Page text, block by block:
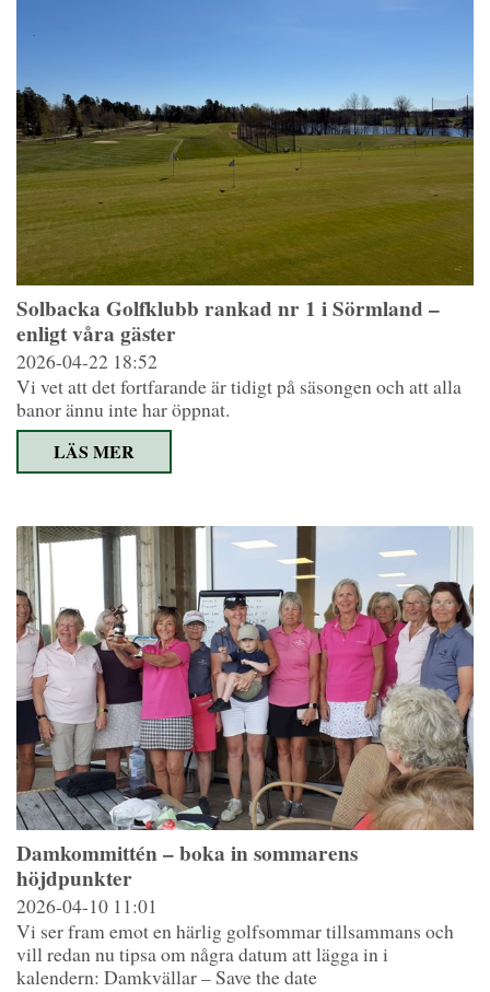
Solbacka Golfklubb rankad nr 1 i Sörmland –
enligt våra gäster
2026-04-22 18:52
Vi vet att det fortfarande är tidigt på säsongen och att alla
banor ännu inte har öppnat.
LÄS MER
Damkommittén – boka in sommarens
höjdpunkter
2026-04-10 11:01
Vi ser fram emot en härlig golfsommar tillsammans och
vill redan nu tipsa om några datum att lägga in i
kalendern: Damkvällar – Save the date